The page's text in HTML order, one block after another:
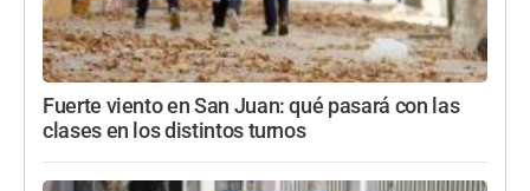
Fuerte viento en San Juan: qué pasará con las
clases en los distintos turnos